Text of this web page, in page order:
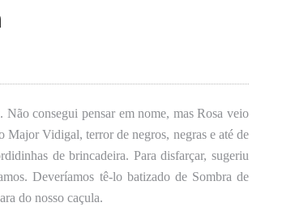
consegui pensar em nome, mas Rosa veio
Major Vidigal, terror de negros, negras e até de
de brincadeira. Para disfarçar, sugeriu
Deveríamos tê-lo batizado de Sombra de
do nosso caçula.